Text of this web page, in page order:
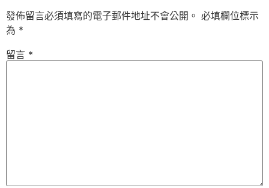
發佈留言必須填寫的電子郵件地址不會公開。 必填欄位標示
為 *
留言 *